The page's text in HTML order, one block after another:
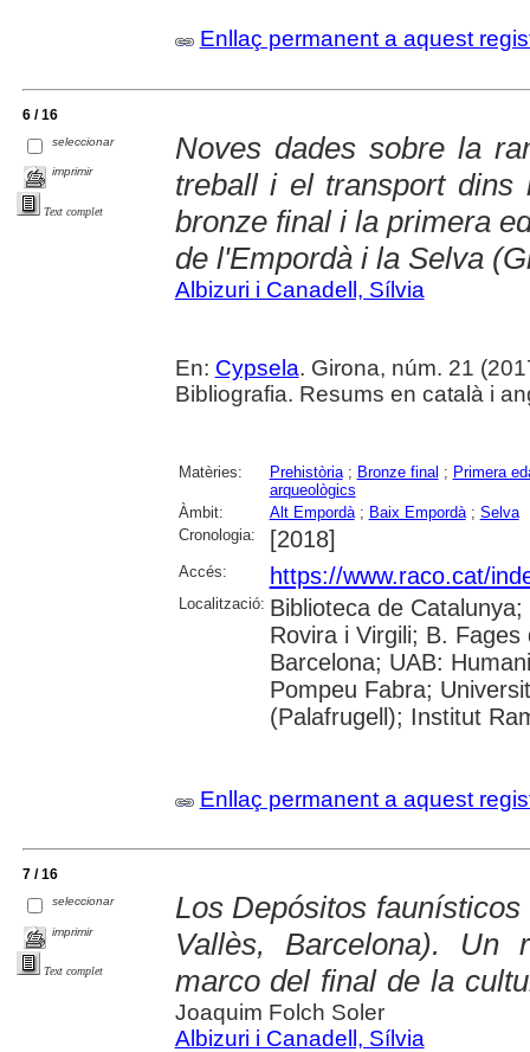
Enllaç permanent a aquest
6 / 16
seleccionar
imprimir
Text complet
Noves dades sobre la
treball i el transport dins
bronze final i la primera
de l'Empordà i la Selva
Albizuri i Canadell, Sílvia
En: Cypsela. Girona, núm. 21
Bibliografia. Resums en català i
Matèries: Prehistòria; Bronze final ; Primera
arqueològics
Àmbit:
Alt Empordà; Baix Empordà; Selva
Cronologia:
[2018]
Accés: https://www.raco.cat/
Localització: Biblioteca de
Rovira i Virgili; B.
Barcelona; UAB:
Pompeu Fabra;
(Palafrugell); Institut
Enllaç permanent a aquest
7 / 16
seleccionar
imprimir
Text complet
Los Depósitos
Vallès, Barcelona). Un
marco del final de la
Joaquim Folch Soler
Albizuri i Canadell, Sílvia